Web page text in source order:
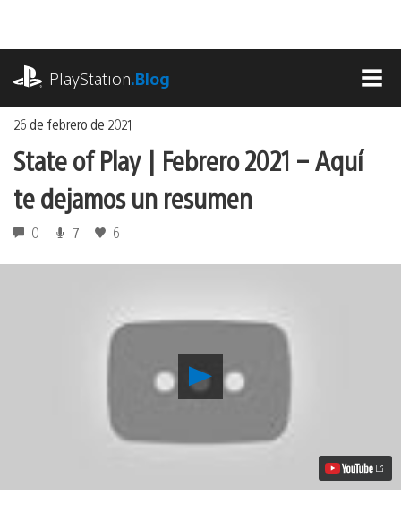
contenido
PlayStation.Blog
26 de febrero de 2021
State of Play | Febrero 2021 – Aquí
te dejamos un resumen
0 7 6
Reproducir
State
of
Febrero